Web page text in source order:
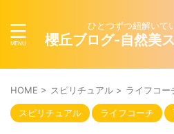
ひとつずつ紐解いて
櫻丘ブログ-自然美
HOME > スピリチュアル > ライフコー
スピリチュアル ライフコーチ